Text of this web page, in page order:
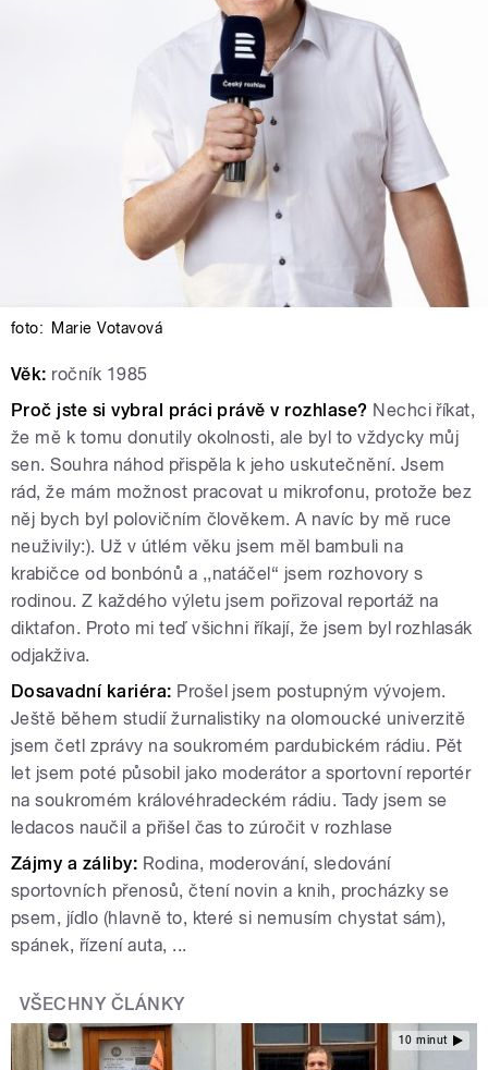
foto: Marie Votavová
Věk: ročník 1985
Proč jste si vybral práci právě v rozhlase? Nechci říkat,
že mě k tomu donutily okolnosti, ale byl to vždycky můj
sen. Souhra náhod přispěla k jeho uskutečnění. Jsem
rád, že mám možnost pracovat u mikrofonu, protože bez
něj bych byl polovičním člověkem. A navíc by mě ruce
neuživily:). Už v útlém věku jsem měl bambuli na
krabičce od bonbónů a ,,natáčel“ jsem rozhovory s
rodinou. Z každého výletu jsem pořizoval reportáž na
diktafon. Proto mi teď všichni říkají, že jsem byl rozhlasák
odjakživa.
Dosavadní kariéra: Prošel jsem postupným vývojem.
Ještě během studií žurnalistiky na olomoucké univerzitě
jsem četl zprávy na soukromém pardubickém rádiu. Pět
let jsem poté působil jako moderátor a sportovní reportér
na soukromém královéhradeckém rádiu. Tady jsem se
ledacos naučil a přišel čas to zúročit v rozhlase
Zájmy a záliby: Rodina, moderování, sledování
sportovních přenosů, čtení novin a knih, procházky se
psem, jídlo (hlavně to, které si nemusím chystat sám),
spánek, řízení auta, ...
VŠECHNY ČLÁNKY
10 minut